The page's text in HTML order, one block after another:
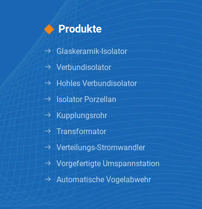
Produkte
Glaskeramik-Isolator
Verbundisolator
Hohles Verbundisolator
Isolator Porzellan
Kupplungsrohr
Transformator
Verteilungs-Stromwandler
Vorgefertigte Umspannstation
Automatische Vogelabwehr